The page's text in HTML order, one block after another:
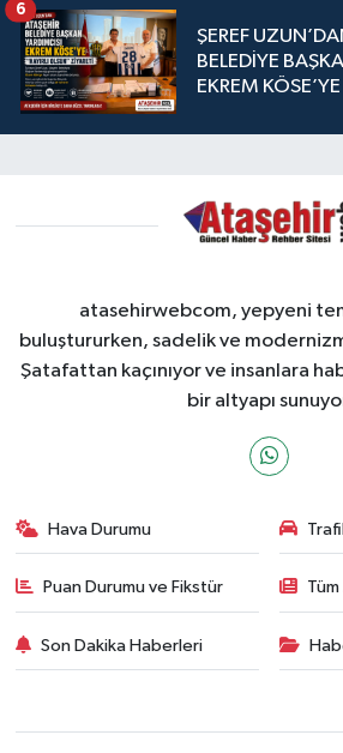
ŞEREF
BELEDİYE
EKREM
6
atasehirwebcom, yepyeni
buluştururken, sadelik ve
Şatafattan kaçınıyor ve insanlara
bir altyapı
Hava Durumu
Puan Durumu ve Fikstür
Son Dakika Haberleri